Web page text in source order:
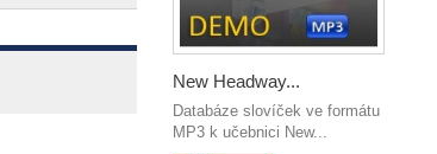
New Headway...
Databáze slovíček ve formátu
MP3 k učebnici New...